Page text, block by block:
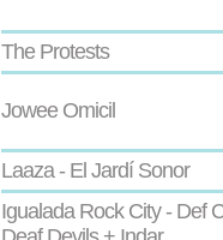
The Protests
Jowee Omicil
Laaza - El Jardí Sonor
Igualada Rock City - Def